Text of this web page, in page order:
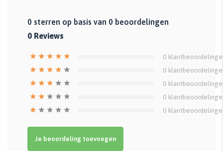
0 sterren op basis van 0 beoordelingen
0 Reviews
0
0
0
0
0
Je beoordeling toevoegen